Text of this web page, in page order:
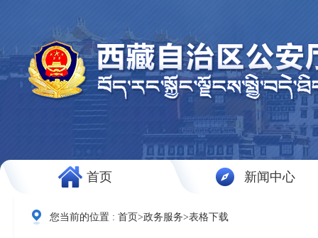
首页 新闻中心
您当前的位置 : 首页>政务服务>表格下载